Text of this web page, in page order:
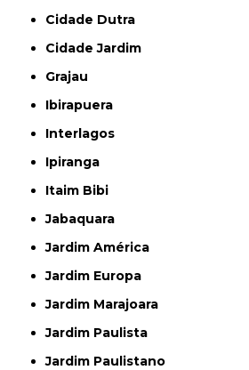
Cidade Dutra
Cidade Jardim
Grajau
Ibirapuera
Interlagos
Ipiranga
Itaim Bibi
Jabaquara
Jardim América
Jardim Europa
Jardim Marajoara
Jardim Paulista
Jardim Paulistano